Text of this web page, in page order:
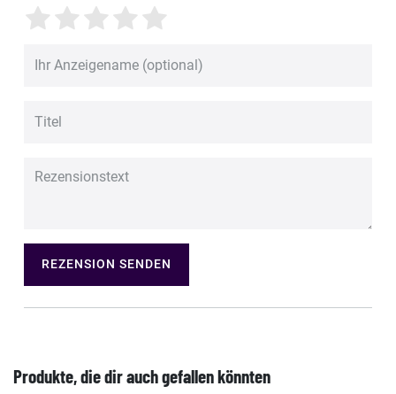
REZENSION SENDEN
Produkte, die dir auch gefallen könnten